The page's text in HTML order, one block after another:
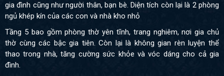
gia đình cũng như người thân, bạn bè. Diện tích còn lại là 2 phòng
ngủ khép kín của các con và nhà kho nhỏ
Tầng 5 bao gồm phòng thờ yên tĩnh, trang nghiêm, nơi gia chủ
thờ cùng các bậc gia tiên. Còn lại là không gian rèn luyện thể
thao trong nhà, tăng cường sức khỏe và vóc dáng cho cả gia
đình.